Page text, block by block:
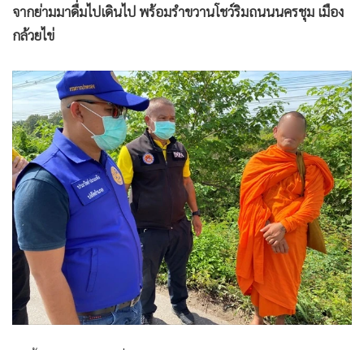
• เศรษฐกิจ-ธุรกิจ
• จีน
• อาชญากรรม
• Motoring
• เกม
• วิทยาศาสตร์
• SMEs
• หุ้น
• อินโดจีน
กองทุนรวม
Celeb Online
•
Factcheck
จากย่ามมาดื่มไปเดินไป พร้อมรำขวานโชว์ริมถนนนครชุม เมือง
กล้วยไข่